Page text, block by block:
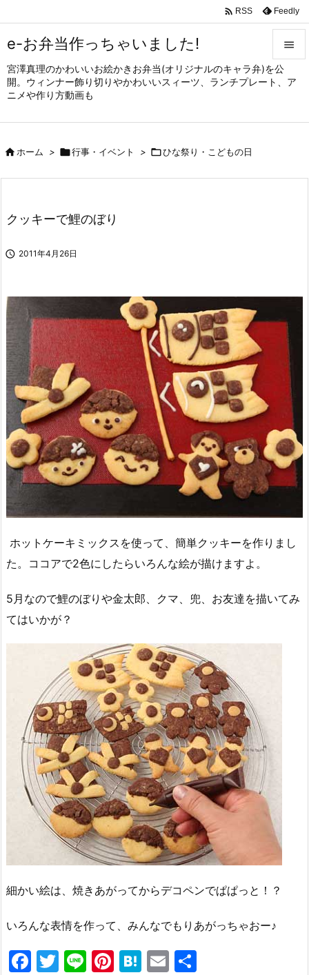
e-お弁当作っちゃいました!
宮澤真理のかわいいお絵かきお弁当(オリジナルのキャラ弁)を公
開。ウィンナー飾り切りやかわいいスィーツ、ランチプレート、ア
ニメや作り方動画も


メニュ
サイド

 RSS Feedly
ホーム > 行事・イベント > ひな祭り・こどもの日
クッキーで鯉のぼり
 2011年4月26日
ホットケーキミックスを使って、簡単クッキーを作りまし
た。ココアで2色にしたらいろんな絵が描けますよ。
5月なので鯉のぼりや金太郎、クマ、兜、お友達を描いてみ
てはいかが？
細かい絵は、焼きあがってからデコペンでぱぱっと！？
いろんな表情を作って、みんなでもりあがっちゃおー♪
F
T
Li Pi H
E